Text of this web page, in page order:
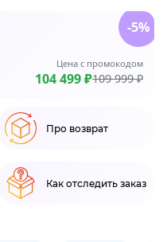
Цена с промокодом
104 499 ₽109 999 ₽
-5%
Про возврат
Как отследить заказ